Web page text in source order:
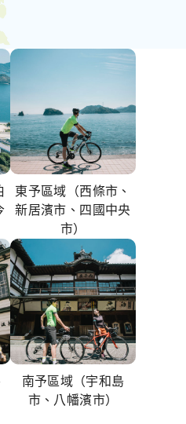
東予區域（西條市、
新居濱市、四國中央
市）
南予區域（宇和島
市、八幡濱市）